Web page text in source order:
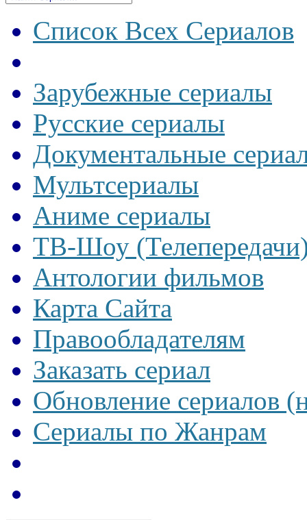
Список Всех Сериалов
Зарубежные сериалы
Русские сериалы
Документальные
Мультсериалы
Аниме сериалы
ТВ-Шоу
Антологии фильмов
Карта Сайта
Правообладателям
Заказать сериал
Обновление сериалов
Сериалы по Жанрам